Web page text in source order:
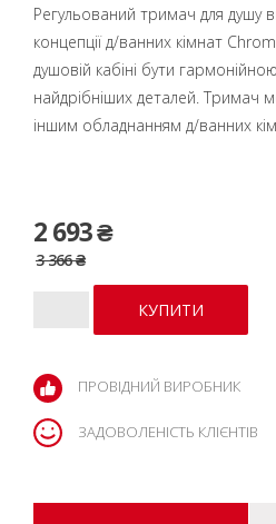
Регульований тримач для душу
концепції д/ванних кімнат
душовій кабіні бути
найдрібніших деталей. Тримач
іншим обладнанням д/ванних
2 693 ₴
3 366 ₴
ПРОВІДНИЙ ВИРОБНИК
ЗАДОВОЛЕНІСТЬ КЛІЄНТІВ